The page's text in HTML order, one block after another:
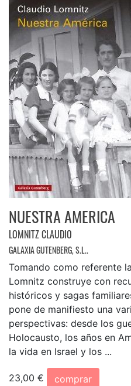
NUESTRA AMERICA
LOMNITZ CLAUDIO
GALAXIA GUTENBERG, S.L..
Tomando como referente
Lomnitz construye con
históricos y sagas
pone de manifiesto una
perspectivas: desde los
Holocausto, los años en
la vida en Israel y los ...
23,00 €
comprar